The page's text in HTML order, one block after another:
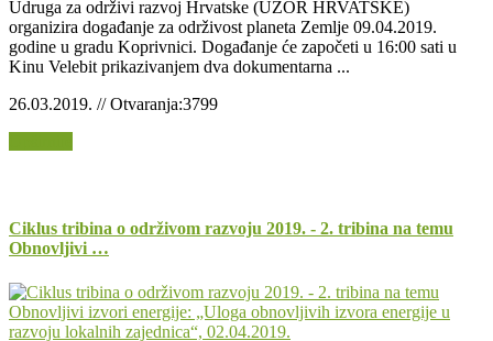
Udruga za održivi razvoj Hrvatske (UZOR HRVATSKE)
organizira događanje za održivost planeta Zemlje 09.04.2019.
godine u gradu Koprivnici. Događanje će započeti u 16:00 sati u
Kinu Velebit prikazivanjem dva dokumentarna ...
26.03.2019. // Otvaranja:3799
Ciklus tribina o održivom razvoju 2019. - 2. tribina na temu
Obnovljivi …